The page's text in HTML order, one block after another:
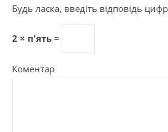
Будь ласка, введіть відповідь
2 × п'ять =
Коментар